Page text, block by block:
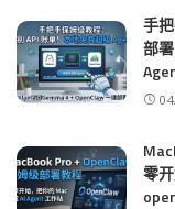
手
部
零